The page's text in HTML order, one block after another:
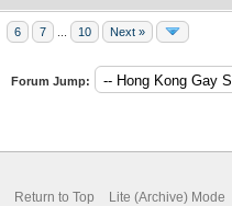
6 7 10 Next »
Forum Jump:
Return to Top Lite (Archive) Mode